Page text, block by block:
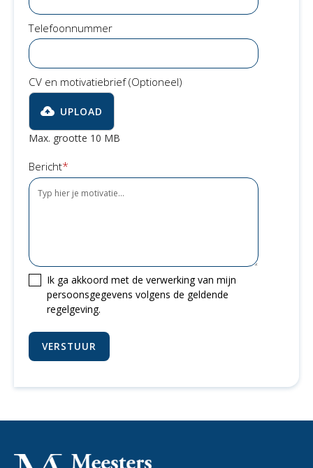
Telefoonnummer
CV en motivatiebrief (Optioneel)
UPLOAD
Max. grootte 10 MB
Bericht*
Ik ga akkoord met de verwerking van mijn
persoonsgegevens volgens de geldende
regelgeving.